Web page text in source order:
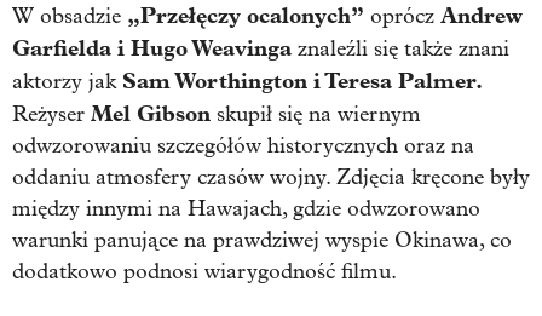
W obsadzie „Przełęczy ocalonych” oprócz Andrew
Garfielda i Hugo Weavinga znaleźli się także znani
aktorzy jakSam Worthington i Teresa Palmer.
Reżyser Mel Gibson skupił się na wiernym
odwzorowaniu szczegółów historycznych oraz na
oddaniu atmosfery czasów wojny. Zdjęcia kręcone były
między innymi na Hawajach, gdzie odwzorowano
warunki panujące na prawdziwej wyspie Okinawa, co
dodatkowo podnosi wiarygodność filmu.